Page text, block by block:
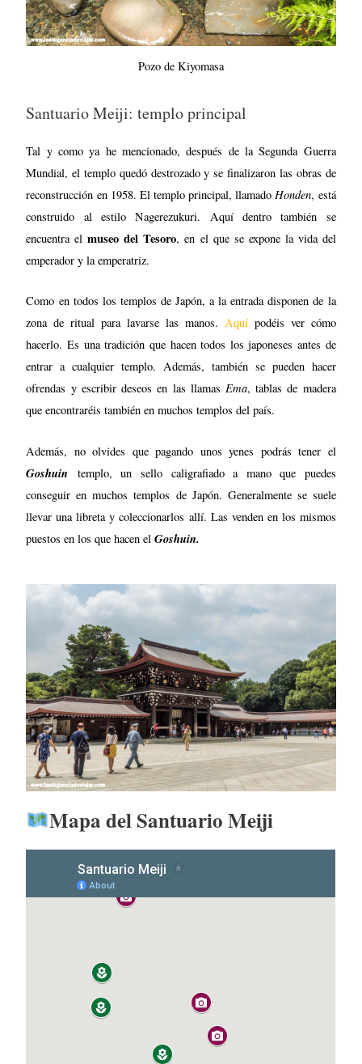
Pozo de Kiyomasa
Santuario Meiji: templo principal
Tal y como ya he mencionado, después de la Segunda Guerra
Mundial, el templo quedó destrozado y se finalizaron las obras de
reconstrucción en 1958. El templo principal, llamadoHonden, está
construido al estilo Nagerezukuri. Aquí dentro también se
encuentra elmuseo del Tesoro, en el que se expone la vida del
emperador y la emperatriz.
Como en todos los templos de Japón, a la entrada disponen de la
zona de ritual para lavarse las manos. Aquípodéis ver cómo
hacerlo. Es una tradición que hacen todos los japoneses antes de
entrar a cualquier templo. Además, también se pueden hacer
ofrendas y escribir deseos en las llamas Ema, tablas de madera
que encontraréis también en muchos templos del país.
Además, no olvides que pagando unos yenes podrás tener el
Goshuin templo, un sello caligrafiado a mano que puedes
conseguir en muchos templos de Japón. Generalmente se suele
llevar una libreta y coleccionarlos allí. Las venden en los mismos
puestos en los que hacen elGoshuin.
Mapa del Santuario Meiji